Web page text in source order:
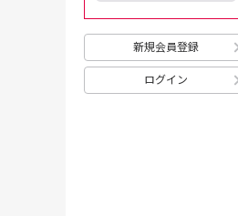
新規会員登録
ログイン